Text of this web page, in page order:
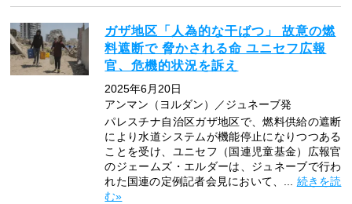
ガザ地区「人為的な干ばつ」 故意の燃
料遮断で 脅かされる命 ユニセフ広報
官、危機的状況を訴え
2025年6月20日
アンマン（ヨルダン）／ジュネーブ発
パレスチナ自治区ガザ地区で、燃料供給の遮断
により水道システムが機能停止になりつつある
ことを受け、ユニセフ（国連児童基金）広報官
のジェームズ・エルダーは、ジュネーブで行わ
れた国連の定例記者会見において、... 続きを読
む»